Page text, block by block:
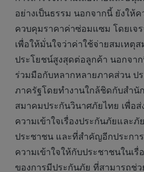
อย่างเป็นธรรม นอกจากนี้ ยังให้
ควบคุมราคาค่าซ่อมแซม โดยเจ
เพื่อให้มั่นใจว่าค่าใช้จ่ายสมเหตุ
ประโยชน์สูงสุดต่อลูกค้า นอกจา
ร่วมมือกับหลากหลายภาคส่วน ป
ภาครัฐโดยทำงานใกล้ชิดกับสำนั
สมาคมประกันวินาศภัยไทย เพื่อส่
ความเข้าใจเรื่องประกันภัยและ
ประชาชน และที่สำคัญอีกประกา
ความเข้าใจให้กับประชาชนในเรื่
ของการมีประกันภัย ที่สามารถช่ว